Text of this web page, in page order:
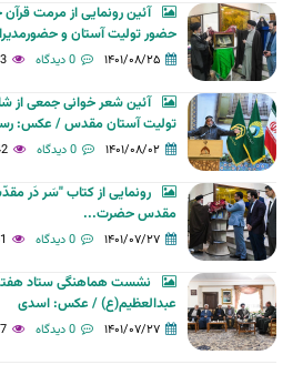
آئین رونمایی از مرمت
حضور تولیت آستان و
۱۴۰۱/۰۸/۲۵ 0 دیدگاه
آئین شعر خوانی جمعی از
تولیت آستان مقدس / عکس:
۱۴۰۱/۰۸/۰۲ 0 دیدگاه
رونمایی از کتاب "سَر دَر
مقدس حضرت...
۱۴۰۱/۰۷/۲۷ 0 دیدگاه
نشست هماهنگی ستاد
عبدالعظیم(ع) / عکس: اسدی
۱۴۰۱/۰۷/۲۷ 0 دیدگاه